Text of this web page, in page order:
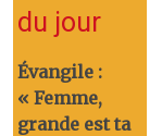
du jour
Évangile :
« Femme,
grande est ta